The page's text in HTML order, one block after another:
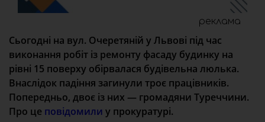
реклама
Сьогодні на вул. Очеретяній у Львові під час
виконання робіт із ремонту фасаду будинку на
рівні 15 поверху обірвалася будівельна люлька.
Внаслідок падіння загинули троє працівників.
Попередньо, двоє із них — громадяни Туреччини.
Про це повідомили у прокуратурі.